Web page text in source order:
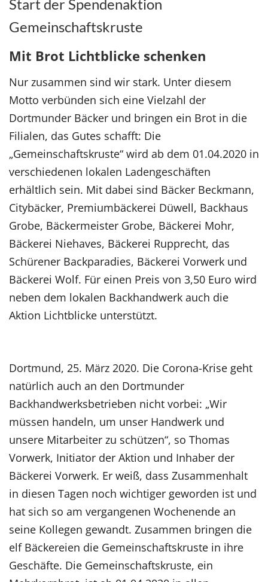
Start der Spendenaktion
Gemeinschaftskruste
Mit Brot Lichtblicke schenken
Nur zusammen sind wir stark. Unter diesem
Motto verbünden sich eine Vielzahl der
Dortmunder Bäcker und bringen ein Brot in die
Filialen, das Gutes schafft: Die
„Gemeinschaftskruste“ wird ab dem 01.04.2020 in
verschiedenen lokalen Ladengeschäften
erhältlich sein. Mit dabei sind Bäcker Beckmann,
Citybäcker, Premiumbäckerei Düwell, Backhaus
Grobe, Bäckermeister Grobe, Bäckerei Mohr,
Bäckerei Niehaves, Bäckerei Rupprecht, das
Schürener Backparadies, Bäckerei Vorwerk und
Bäckerei Wolf. Für einen Preis von 3,50 Euro wird
neben dem lokalen Backhandwerk auch die
Aktion Lichtblicke unterstützt.
Dortmund, 25. März 2020. Die Corona-Krise geht
natürlich auch an den Dortmunder
Backhandwerksbetrieben nicht vorbei: „Wir
müssen handeln, um unser Handwerk und
unsere Mitarbeiter zu schützen“, so Thomas
Vorwerk, Initiator der Aktion und Inhaber der
Bäckerei Vorwerk. Er weiß, dass Zusammenhalt
in diesen Tagen noch wichtiger geworden ist und
hat sich so am vergangenen Wochenende an
seine Kollegen gewandt. Zusammen bringen die
elf Bäckereien die Gemeinschaftskruste in ihre
Geschäfte. Die Gemeinschaftskruste, ein